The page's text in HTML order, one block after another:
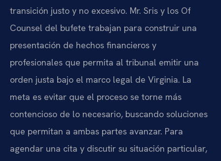
transición justo y no excesivo. Mr. Sris y los Of
Counsel del bufete trabajan para construir una
presentación de hechos financieros y
profesionales que permita al tribunal emitir una
orden justa bajo el marco legal de Virginia. La
meta es evitar que el proceso se torne más
contencioso de lo necesario, buscando soluciones
que permitan a ambas partes avanzar. Para
agendar una cita y discutir su situación particular,